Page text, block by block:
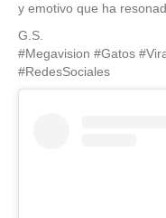
y emotivo que ha
G.S.
#Megavision #Gatos
#RedesSociales